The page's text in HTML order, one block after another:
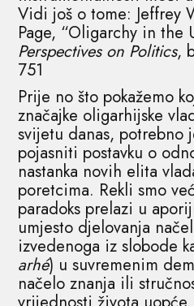
Vidi još o tome: Jeffrey
Page, “Oligarchy in the
Perspectives on Politics,
751
Prije no što pokažemo
značajke oligarhijske
svijetu danas, potrebno
pojasniti postavku o
nastanka novih elita
poretcima. Rekli smo
paradoks prelazi u
umjesto djelovanja
izvedenoga iz slobode
arhé) u suvremenim
načelo znanja ili